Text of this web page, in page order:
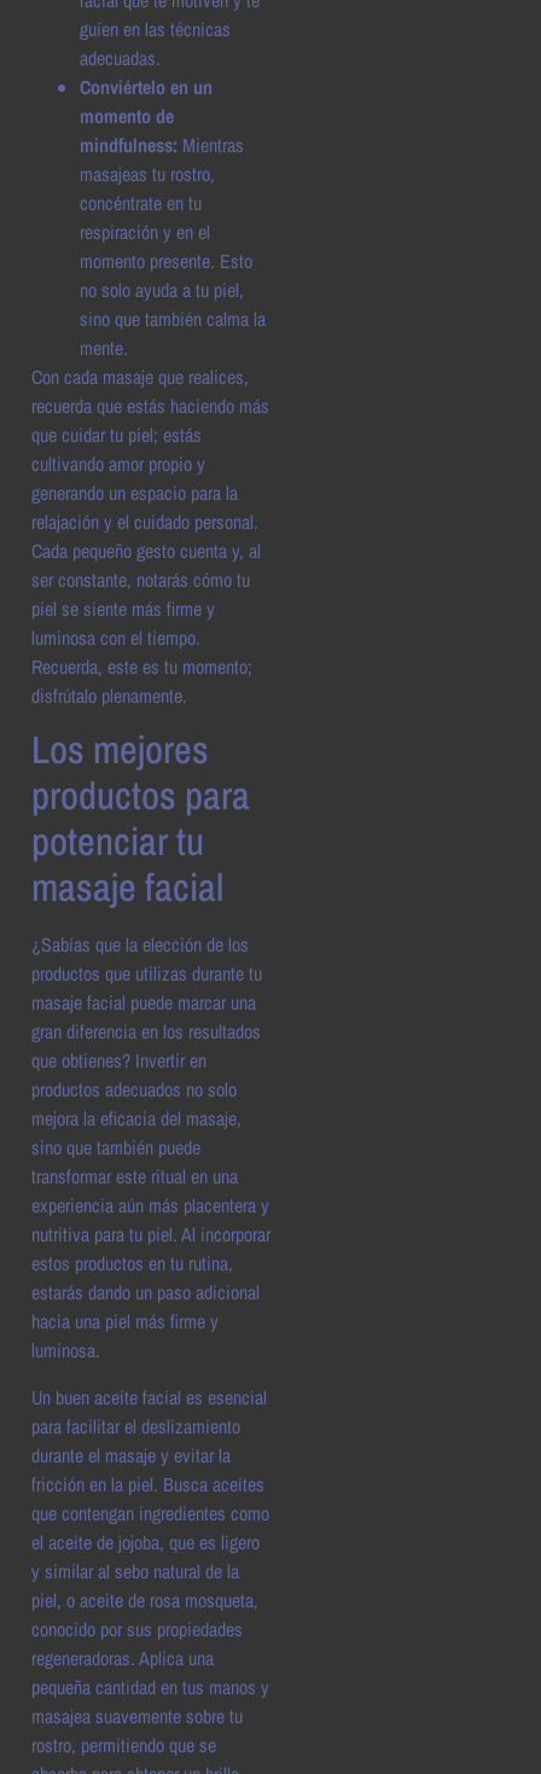
guíen en las técnicas
adecuadas.
Conviértelo en un
momento de
mindfulness: Mientras
masajeas tu rostro,
concéntrate en tu
respiración y en el
momento presente. Esto
no solo ayuda a tu piel,
sino que también calma la
mente.
Con cada masaje que realices,
recuerda que estás haciendo más
que cuidar tu piel; estás
cultivando amor propio y
generando un espacio para la
relajación y el cuidado personal.
Cada pequeño gesto cuenta y, al
ser constante, notarás cómo tu
piel se siente más firme y
luminosa con el tiempo.
Recuerda, este es tu momento;
disfrútalo plenamente.
Los mejores
productos para
potenciar tu
masaje facial
¿Sabías que la elección de los
productos que utilizas durante tu
masaje facial puede marcar una
gran diferencia en los resultados
que obtienes? Invertir en
productos adecuados no solo
mejora la eficacia del masaje,
sino que también puede
transformar este ritual en una
experiencia aún más placentera y
nutritiva para tu piel. Al incorporar
estos productos en tu rutina,
estarás dando un paso adicional
hacia una piel más firme y
luminosa.
Un buen aceite facial es esencial
para facilitar el deslizamiento
durante el masaje y evitar la
fricción en la piel. Busca aceites
que contengan ingredientes como
el aceite de jojoba, que es ligero
y similar al sebo natural de la
piel, o aceite de rosa mosqueta,
conocido por sus propiedades
regeneradoras. Aplica una
pequeña cantidad en tus manos y
masajea suavemente sobre tu
rostro, permitiendo que se